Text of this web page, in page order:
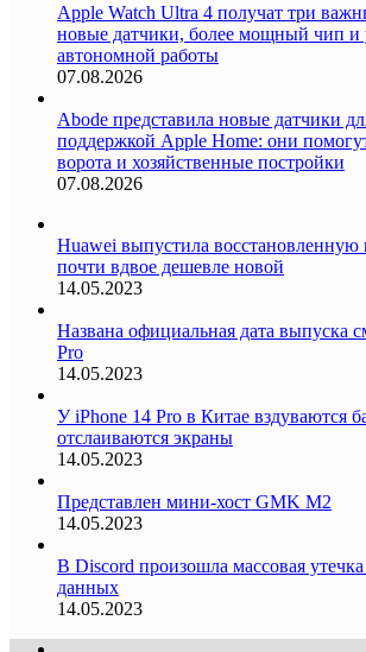
Apple Watch Ultra 4 получат три
новые датчики, более мощный чип и
автономной работы
07.08.2026
Abode представила новые датчики
поддержкой Apple Home: они
ворота и хозяйственные постройки
07.08.2026
Huawei выпустила восстановленную
почти вдвое дешевле новой
14.05.2023
Названа официальная дата выпуска
Pro
14.05.2023
У iPhone 14 Pro в Китае вздуваются
отслаиваются экраны
14.05.2023
Представлен мини-хост GMK M2
14.05.2023
В Discord произошла массовая утечка
данных
14.05.2023